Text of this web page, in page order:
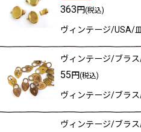
363円(税込)
ヴィンテージ/USA/
ヴィンテージ/ブラ
55円(税込)
ヴィンテージ/ブラ
ヴィンテージ/ブラ